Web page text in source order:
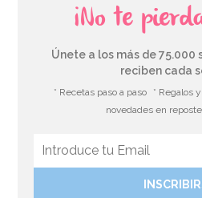
Cesta Calabaza Halloween
¡No te
Únete a los más de 75.000
reciben cada
* Recetas paso a paso * Regalos
novedades en